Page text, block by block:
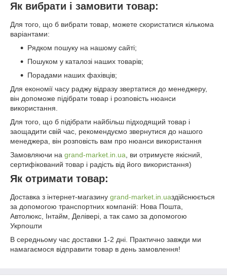
Як вибрати і замовити товар:
Для того, що б вибрати товар, можете скористатися кількома
варіантами:
Рядком пошуку на нашому сайті;
Пошуком у каталозі наших товарів;
Порадами наших фахівців;
Для економії часу раджу відразу звертатися до менеджеру,
він допоможе підібрати товар і розповість нюанси
використання.
Для того, що б підібрати найбільш підходящий товар і
заощадити свій час, рекомендуємо звернутися до нашого
менеджера, він розповість вам про нюанси використання
Замовляючи на grand-market.in.ua , ви отримуєте якісний,
сертифікований товар і радість від його використання)
Як отримати товар:
Доставка з інтернет-магазину grand-market.in.uaздійснюється
за допомогою транспортних компаній: Нова Пошта,
Автолюкс, Інтайм, Делівері, а так само за допомогою
Укрпошти
В середньому час доставки 1-2 дні. Практично завжди ми
намагаємося відправити товар в день замовлення!